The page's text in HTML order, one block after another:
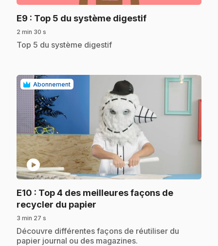
E9 : Top 5 du système digestif.
2 min 30 s
.Top 5 du système digestif
Abonnement
play_circle
E10 : Top 4 des meilleures façons de
recycler du papier
3 min 27 s
.Découvre différentes façons de réutiliser du
papier journal ou des magazines.